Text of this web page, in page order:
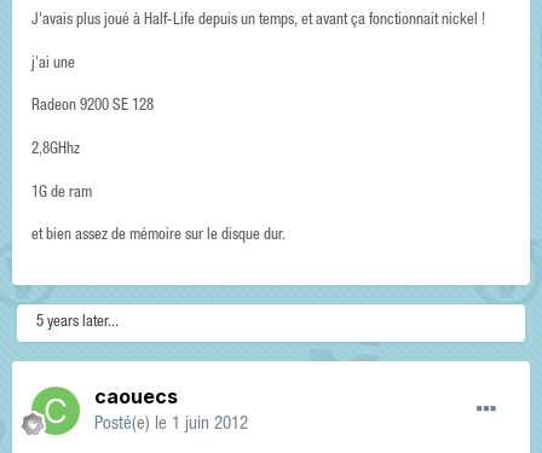
J'avais plus joué à Half-Life depuis un temps, et avant ça fonctionnait nickel !
j'ai une
Radeon 9200 SE 128
2,8GHhz
1G de ram
et bien assez de mémoire sur le disque dur.
5 years later...
caouecs
Posté(e) le 1 juin 2012